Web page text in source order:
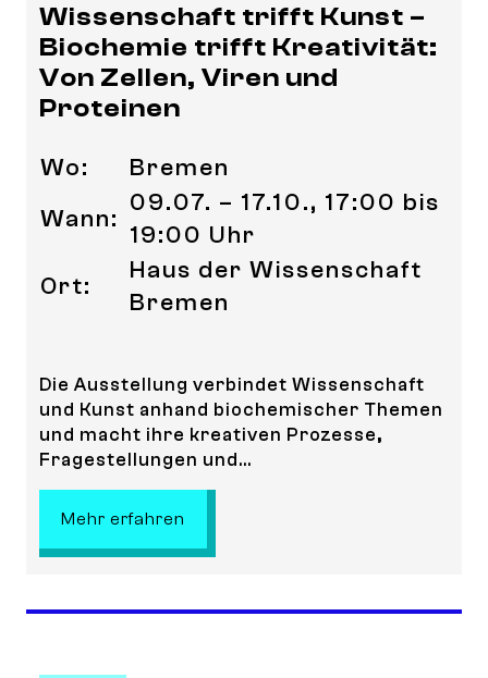
Wissenschaft trifft Kunst –
Biochemie trifft Kreativität:
Von Zellen, Viren und
Proteinen
Wo:
Bremen
Wann:
09.07. – 17.10., 17:00 bis
19:00 Uhr
Ort:
Haus der Wissenschaft
Bremen
Die Ausstellung verbindet Wissenschaft
und Kunst anhand biochemischer Themen
und macht ihre kreativen Prozesse,
Fragestellungen und...
Mehr erfahren